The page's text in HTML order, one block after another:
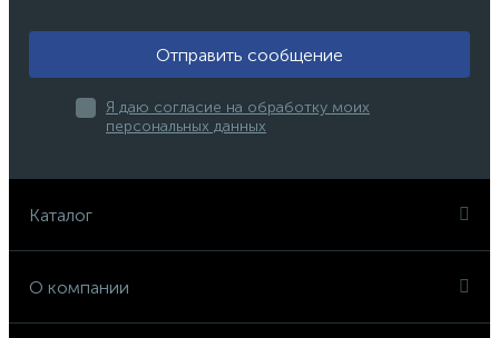
Отправить сообщение
Я даю согласие на обработку моих
персональных данных
Каталог
О компании